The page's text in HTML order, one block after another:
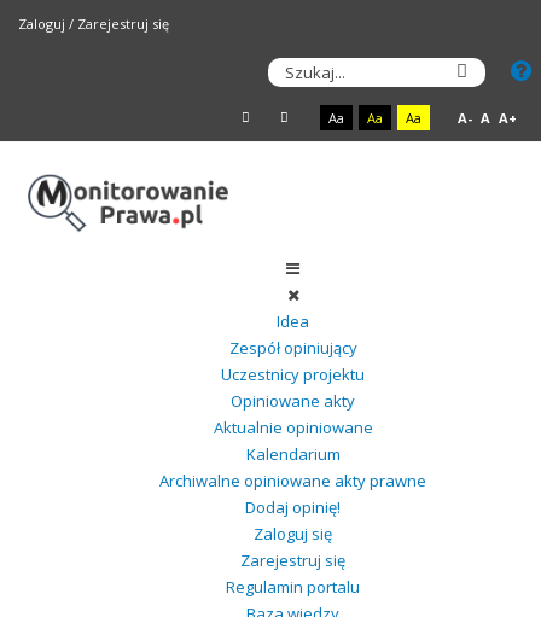
Zaloguj / Zarejestruj się
Aa Aa Aa A- A A+
Idea
Zespół opiniujący
Uczestnicy projektu
Opiniowane akty
Aktualnie opiniowane
Kalendarium
Archiwalne opiniowane akty prawne
Dodaj opinię!
Zaloguj się
Zarejestruj się
Regulamin portalu